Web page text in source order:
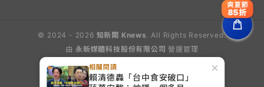
×
相關閱讀
賴清德轟「台中食安破口」
© 2024 - 2026 知新聞 Knews . All Rights Reserved.
由 永新媒體科技股份有限公司 營運管理
爽夏節
85折